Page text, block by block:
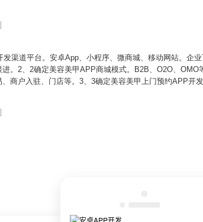
渠道平台。安卓App、小程序、微商城、移动网站。企
。2、2确定美容美甲APP商城模式。B2B、O2O、
商户入驻、门店等。3、3确定美容美甲上门预约APP开